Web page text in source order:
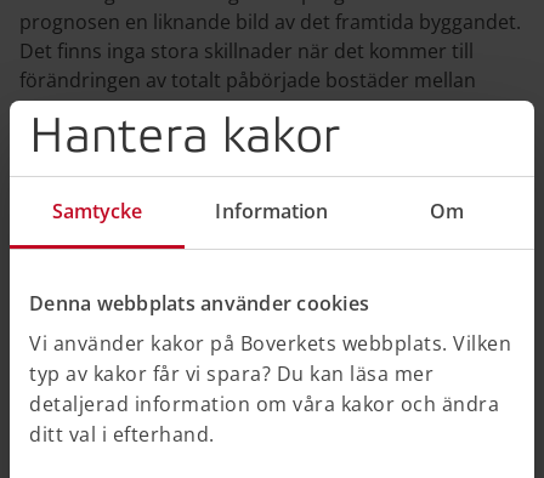
Hantera kakor
Samtycke Information Om
Denna webbplats använder cookies
Vi använder kakor på Boverkets webbplats. Vilken
typ av kakor får vi spara? Du kan läsa mer
detaljerad information om våra kakor och ändra
ditt val i efterhand.
prognosen en liknande bild av det framtida byggandet.
Det finns inga stora skillnader när det kommer till
förändringen av totalt påbörjade bostäder mellan
prognoserna.
Den största förändringen i prognosen är fördelningen
påbörjandet av bostadsrätter förväntas vara starkare
än i senaste prognosen. Förklaringen är att
småhus under slutet av 2025. Eftersom tyngdpunkten
ligger på data från 2025 kommer bilden att klarna när
vi får in data för året.